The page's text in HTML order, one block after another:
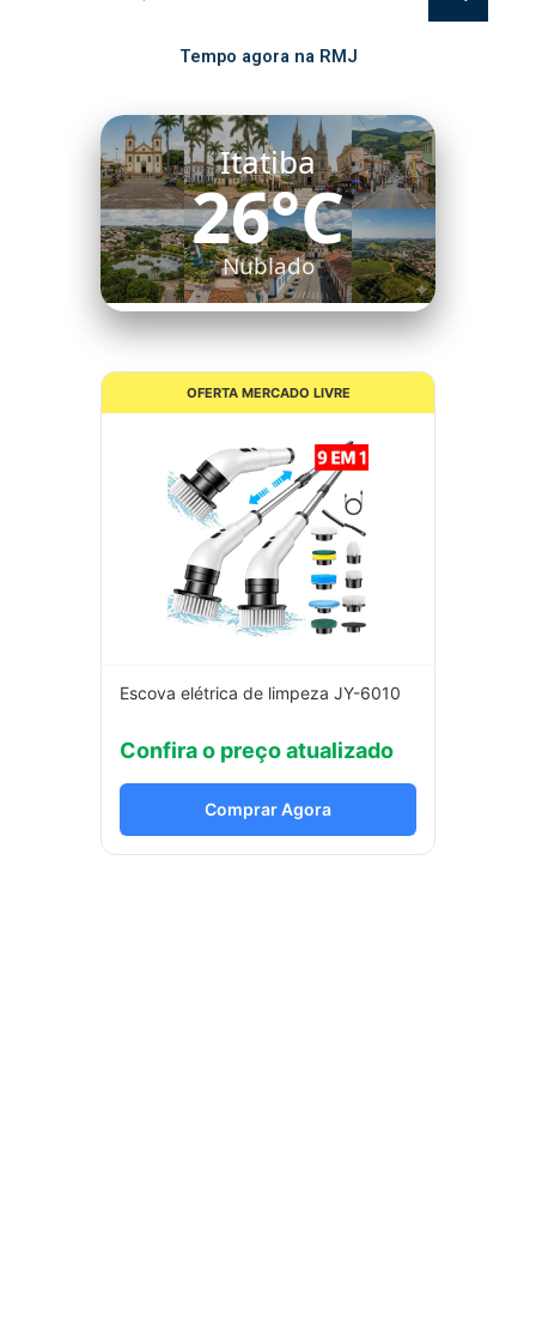
Tempo agora na RMJ
Itatiba
26°C
Nublado
OFERTA MERCADO LIVRE
Escova elétrica de limpeza JY-6010
Confira o preço atualizado
Comprar Agora